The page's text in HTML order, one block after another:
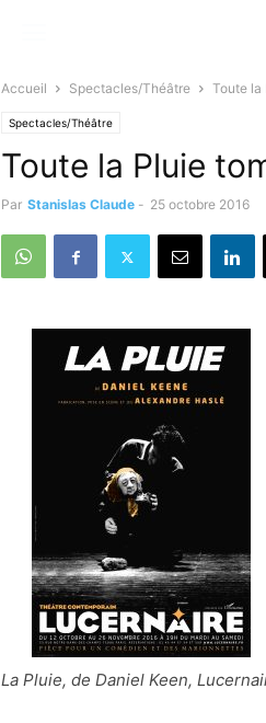
Accueil Spectacles/Théâtre Toute la
Spectacles/Théâtre
Toute la Pluie
Par Stanislas Claude - 25 octobre 2016
La Pluie, de Daniel Keen,